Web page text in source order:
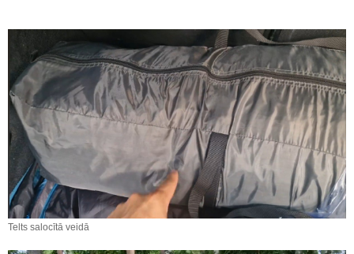
Telts salocītā veidā